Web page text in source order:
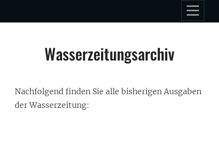
to
Wasserzeitungsarchiv
Nachfolgend finden Sie alle bisherigen Ausgaben
der Wasserzeitung: